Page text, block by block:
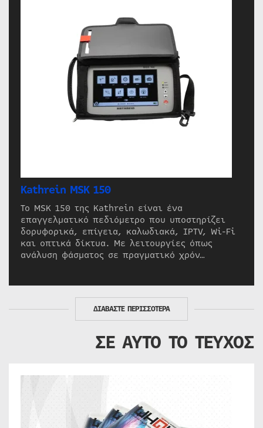
Kathrein MSK 150
Το MSK 150 της Kathrein είναι ένα
επαγγελματικό πεδιόμετρο που υποστηρίζει
δορυφορικά, επίγεια, καλωδιακά, IPTV, Wi-Fi
και οπτικά δίκτυα. Με λειτουργίες όπως
ανάλυση φάσματος σε πραγματικό χρόν…
ΔΙΑΒΑΣΤΕ ΠΕΡΙΣΣΟΤΕΡΑ
ΣΕ ΑΥΤΟ ΤΟ ΤΕΥΧΟΣ